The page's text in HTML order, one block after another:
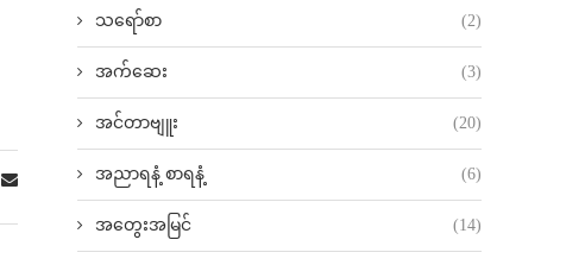
သရော်စာ (2)
အက်ဆေး (3)
အင်တာဗျူး (20)
အညာရနံ့ စာရနံ့ (6)
အတွေးအမြင် (14)